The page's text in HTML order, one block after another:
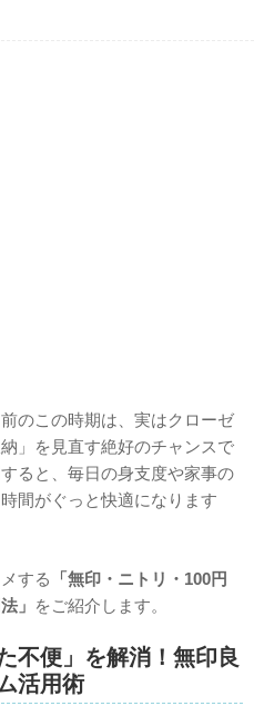
のこの時期は、実はクローゼ
」を見直す絶好のチャンスで
ると、毎日の身支度や家事の
間がぐっと快適になります
する
「無印・ニトリ・100円
」 をご紹介します。
不便」を解消！無印良
活用術